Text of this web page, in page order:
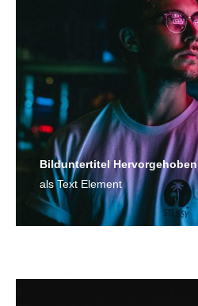
Bild­unter­titel Hervorgehoben
als Text Element